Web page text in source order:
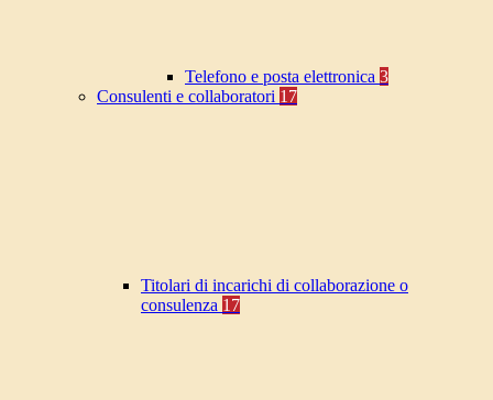
Telefono e posta elettronica 3
Consulenti e collaboratori 17
Titolari di incarichi di collaborazione o
consulenza 17